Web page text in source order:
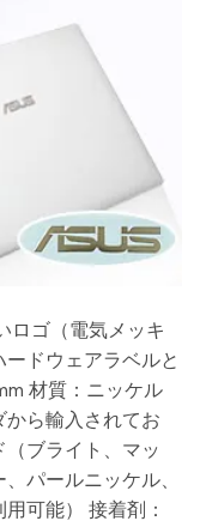
ロゴ（電気メッキ
ドウェアラベルと
材質：ニッケル
から輸入されてお
ブライト、マッ
パールニッケル、
可能） 接着剤：